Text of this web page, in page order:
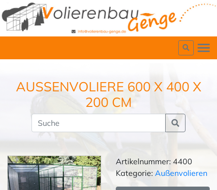
AUSSENVOLIERE 600 X 400 X 2
00 CM
Artikelnummer: 4400
Kategorie: Außenvolieren